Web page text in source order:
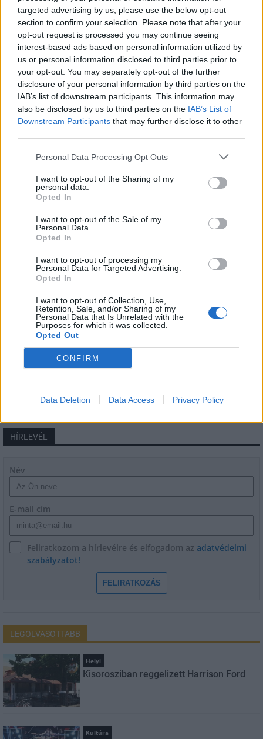
targeted advertising by us, please use the below opt-out
section to confirm your selection. Please note that after your
opt-out request is processed you may continue seeing
interest-based ads based on personal information utilized by
us or personal information disclosed to third parties prior to
your opt-out. You may separately opt-out of the further
disclosure of your personal information by third parties on the
IAB’s list of downstream participants. This information may
also be disclosed by us to third parties on the IAB’s List of
Downstream Participants that may further disclose it to other
Personal Data Processing Opt Outs
I want to opt-out of the Sharing of my
personal data.
Opted In
I want to opt-out of the Sale of my
Personal Data.
Opted In
I want to opt-out of processing my
Personal Data for Targeted Advertising.
Opted In
I want to opt-out of Collection, Use,
Retention, Sale, and/or Sharing of my
Personal Data that Is Unrelated with the
Purposes for which it was collected.
Opted Out
CONFIRM
Data Deletion Data Access Privacy Policy
Város-Teampannon Kereskedelmi és Szolgáltató Kft.
Újragondolják Lipótváros rejtett, zöld parkját
Indulhat a Honvéd tér megújításának tervezése, ahol a
klímatudatos gondolkodás és a helyi identitás erősítése kerül a
középpontba.
Történelmi táj, amelynek minden köve
mesél – megújul a tatai Angolkert
M1 bővítés: már zajlik a teljesen új
Új gyalogosátkelők és jelzőlámpás
Hódmezővásárhely jó hírű református
iskoláját
HÍRLEVÉL
Név
E-mail cím
Feliratkozom a hírlevélre és elfogadom az adatvédelmi
szabályzatot!
FELIRATKOZÁS
LEGOLVASOTTABB
Helyi
Kisorosziban reggelizett Harrison Ford
Kultúra